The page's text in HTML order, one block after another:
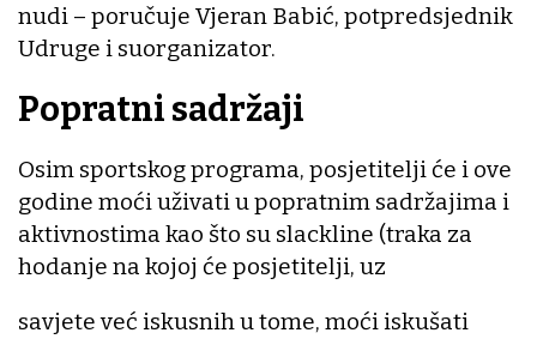
nudi – poručuje Vjeran Babić, potpredsjednik
Udruge i suorganizator.
Popratni sadržaji
Osim sportskog programa, posjetitelji će i ove
godine moći uživati u popratnim sadržajima i
aktivnostima kao što su slackline (traka za
hodanje na kojoj će posjetitelji, uz
savjete već iskusnih u tome, moći iskušati